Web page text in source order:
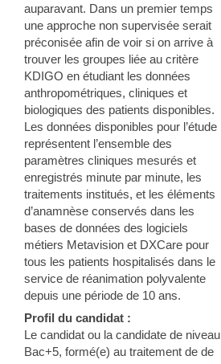
auparavant. Dans un premier temps
une approche non supervisée serait
préconisée afin de voir si on arrive à
trouver les groupes liée au critère
KDIGO en étudiant les données
anthropométriques, cliniques et
biologiques des patients disponibles.
Les données disponibles pour l’étude
représentent l’ensemble des
paramètres cliniques mesurés et
enregistrés minute par minute, les
traitements institués, et les éléments
d’anamnèse conservés dans les
bases de données des logiciels
métiers Metavision et DXCare pour
tous les patients hospitalisés dans le
service de réanimation polyvalente
depuis une période de 10 ans.
Profil du candidat :
Le candidat ou la candidate de niveau
Bac+5, formé(e) au traitement de de